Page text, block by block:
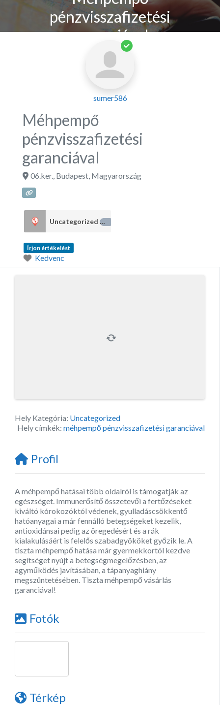
pénzvisszafizetési
garanciával
sumer586
Méhpempő
pénzvisszafizetési
garanciával
06.ker., Budapest, Magyarország
Uncategorized13
Írjon értékelést
Kedvenc
Hely Kategória: Uncategorized
Hely címkék: méhpempő pénzvisszafizetési garanciával
Profil
A méhpempő hatásai több oldalról is támogatják az
egészséget. Immunerősítő összetevői a fertőzéseket
kiváltó kórokozóktól védenek, gyulladáscsökkentő
hatóanyagai a már fennálló betegségeket kezelik,
antioxidánsai pedig az öregedésért és a rák
kialakulásáért is felelős szabadgyököket győzik le. A
tiszta méhpempő hatása már gyermekkortól kezdve
segítséget nyújt a betegségmegelőzésben, az
agyműködés javításában, a tápanyaghiány
megszüntetésében. Tiszta méhpempő vásárlás
garanciával!
Fotók
Térkép